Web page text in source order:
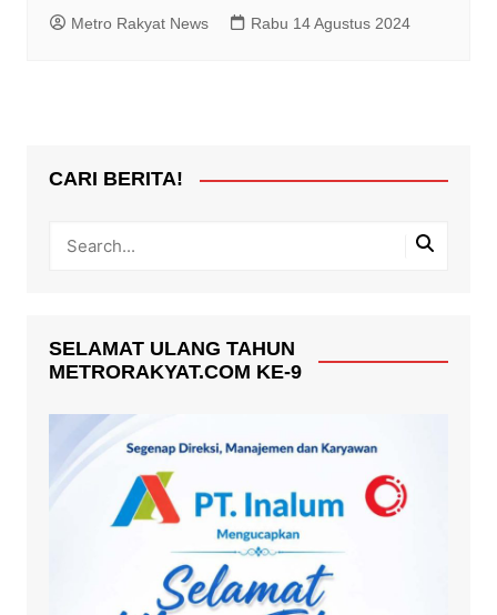
Metro Rakyat News Rabu 14 Agustus 2024
CARI BERITA!
SELAMAT ULANG TAHUN
METRORAKYAT.COM KE-9